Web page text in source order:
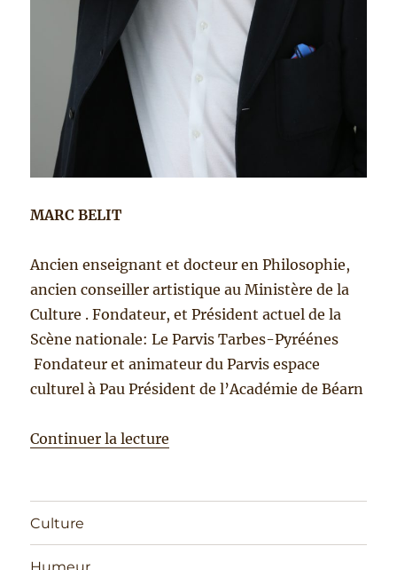
MARC BELIT
Ancien enseignant et docteur en Philosophie,
ancien conseiller artistique au Ministère de la
Culture . Fondateur, et Président actuel de la
Scène nationale: Le Parvis Tarbes-Pyréénes
Fondateur et animateur du Parvis espace
culturel à Pau Président de l’Académie de Béarn
Continuer la lecture
Culture